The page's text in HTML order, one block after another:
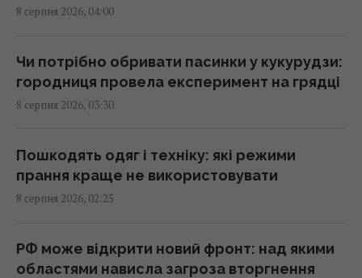
Сонячна електростанція перегородила
вихід
02:18 субота, 08 серпня 2026
уклали угоду про взаємну оборону, -
Reuters
01:44 субота, 08 серпня 2026
Експерти назвали 10 речей, які варто знати
про Прагу перед поїздкою
8 серпня 2026, 04:00
Чи потрібно обривати пасинки у кукурудзи:
городниця провела експеримент на грядці
8 серпня 2026, 03:30
Пошкодять одяг і техніку: які режими
прання краще не використовувати
8 серпня 2026, 02:25
РФ може відкрити новий фронт: над якими
областями нависла загроза вторгнення